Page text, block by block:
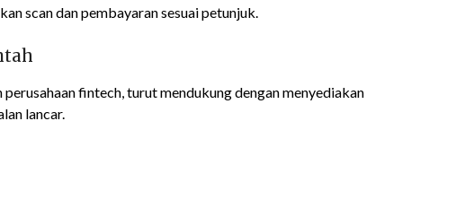
scan dan pembayaran sesuai petunjuk.
fintech, turut mendukung dengan menyediakan
lancar.